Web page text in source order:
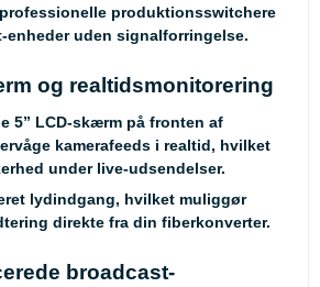
produktionsswitchere
enheder uden signalforringelse.
og realtidsmonitorering
5” LCD-skærm på fronten af
kamerafeeds i realtid, hvilket
under live-udsendelser.
lydindgang, hvilket muliggør
direkte fra din fiberkonverter.
broadcast-